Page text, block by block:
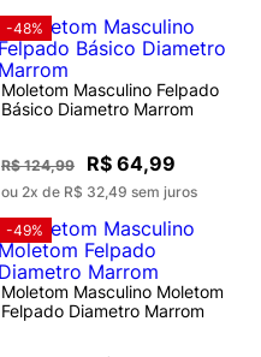
-48%
Moletom Masculino Felpado
Básico Diametro Marrom
R$ 124,99 R$ 64,99
ou 2x de R$ 32,49 sem juros
-49%
Moletom Masculino Moletom
Felpado Diametro Marrom